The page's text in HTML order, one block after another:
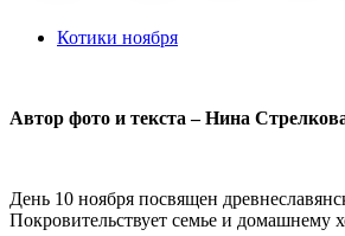
Котики ноября
Автор фото и текста – Нина
День 10 ноября посвящен
Покровительствует семье и домашнему